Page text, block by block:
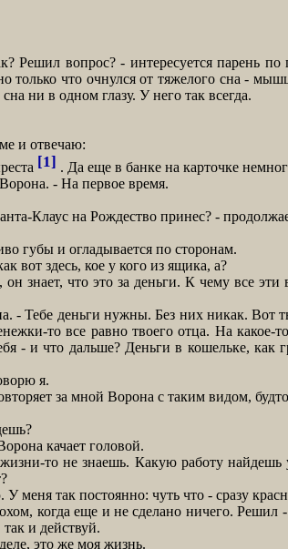
вопрос? - интересуется парень по
только что очнулся от тяжелого сна -
ни в одном глазу. У него так всегда.
и отвечаю:
[1] . Да еще в банке на карточке
- На первое время.
Клаус на Рождество принес? -
губы и огладывается по сторонам.
вот здесь, кое у кого из ящика, а?
знает, что это за деньги. К чему все
- Тебе деньги нужны. Без них никак. Вот
то все равно твоего отца. На какое-
- и что дальше? Деньги в кошельке, как
я.
за мной Ворона с таким видом,
качает головой.
то не знаешь. Какую работу найдешь
меня так постоянно: чуть что - сразу
когда еще и не сделано ничего. Решил -
и действуй.
это же моя жизнь.